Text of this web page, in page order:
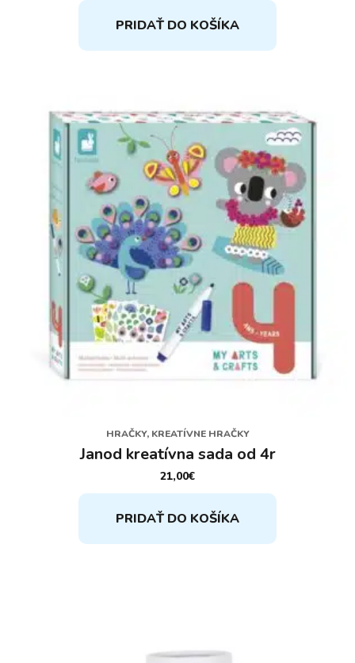
PRIDAŤ DO KOŠÍKA
HRAČKY, KREATÍVNE HRAČKY
Janod kreatívna sada od 4r
21,00€
PRIDAŤ DO KOŠÍKA